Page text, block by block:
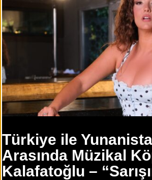
Türkiye ile
Arasında Müzikal
Kalafatoğlu –